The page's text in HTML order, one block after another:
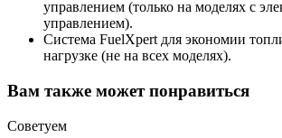
управлением (только на моделях с
управлением).
Система FuelXpert для экономии
нагрузке (не на всех моделях).
Вам также может понравиться
Советуем